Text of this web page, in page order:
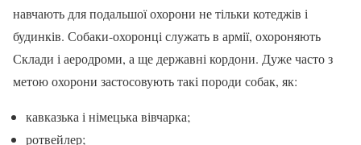
навчають для подальшої охорони не тільки котеджів і
будинків. Собаки-охоронці служать в армії, охороняють
Склади і аеродроми, а ще державні кордони. Дуже часто з
метою охорони застосовують такі породи собак, як:
кавказька і німецька вівчарка;
ротвейлер;